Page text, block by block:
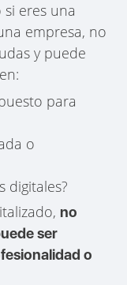
si eres una
empresa, no
y puede
para
o
digitales?
no
ser
o